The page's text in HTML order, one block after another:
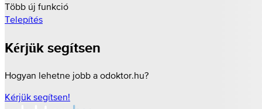
Több új funkció
Telepítés
Kérjük segítsen
Hogyan lehetne jobb a odoktor.hu?
Kérjük segítsen!